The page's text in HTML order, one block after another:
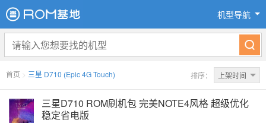
机型导航
首页 > 三星 D710 (Epic 4G Touch) 排序： 上架时间
三星D710 ROM刷机包 完美NOTE4风格 超级优化
稳定省电版